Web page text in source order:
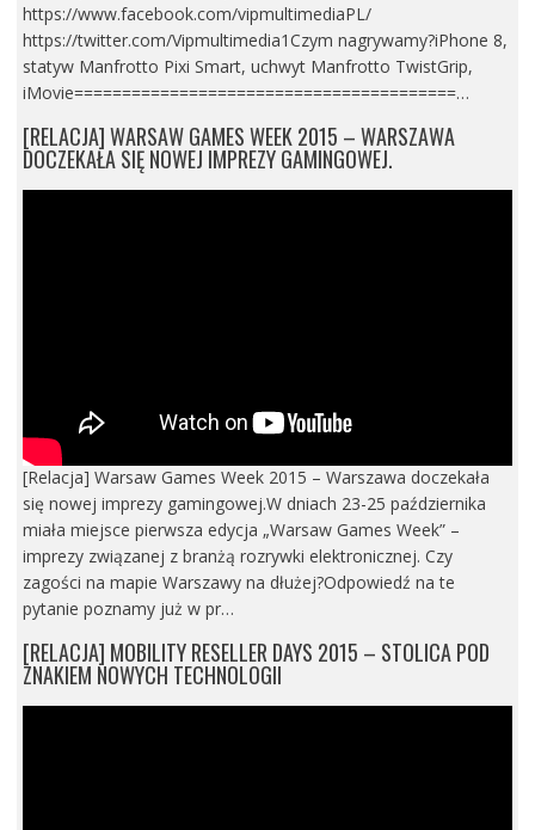
https://www.facebook.com/vipmultimediaPL/
https://twitter.com/Vipmultimedia1Czym nagrywamy?iPhone 8,
statyw Manfrotto Pixi Smart, uchwyt Manfrotto TwistGrip,
iMovie========================================…
[RELACJA] WARSAW GAMES WEEK 2015 – WARSZAWA
DOCZEKAŁA SIĘ NOWEJ IMPREZY GAMINGOWEJ.
[Relacja] Warsaw Games Week 2015 – Warszawa doczekała
się nowej imprezy gamingowej.W dniach 23-25 października
miała miejsce pierwsza edycja „Warsaw Games Week” –
imprezy związanej z branżą rozrywki elektronicznej. Czy
zagości na mapie Warszawy na dłużej?Odpowiedź na te
pytanie poznamy już w pr…
[RELACJA] MOBILITY RESELLER DAYS 2015 – STOLICA POD
ZNAKIEM NOWYCH TECHNOLOGII